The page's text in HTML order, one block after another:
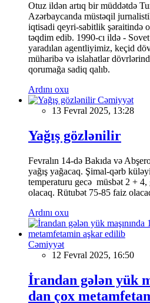
Otuz ildən artıq bir müddətdə
Azərbaycanda müstəqil
iqtisadi qeyri-sabitlik şəraitində
təqdim edib. 1990-cı ildə -
yaradılan agentliyimiz, keçid
müharibə və islahatlar
qorumağa sadiq qalıb.
Ardını oxu
Cəmiyyət
13 Fevral 2025, 13:28
Yağış gözlənilir
Fevralın 14-də Bakıda və
yağış yağacaq. Şimal-qərb
temperaturu gecə müsbət 2 +
olacaq. Rütubət 75-85 faiz
Ardını oxu
Cəmiyyət
12 Fevral 2025, 16:50
İrandan gələn yük
dan çox